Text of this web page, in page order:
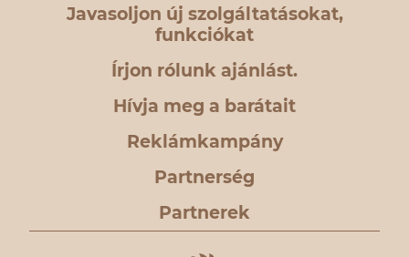
Javasoljon új szolgáltatásokat,
funkciókat
Írjon rólunk ajánlást.
Hívja meg a barátait
Reklámkampány
Partnerség
Partnerek